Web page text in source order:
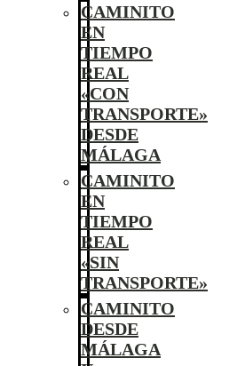
CAMINITO
EN
TIEMPO
REAL
«CON
TRANSPORTE»
DESDE
MÁLAGA
CAMINITO
EN
TIEMPO
REAL
«SIN
TRANSPORTE»
CAMINITO
DESDE
MÁLAGA